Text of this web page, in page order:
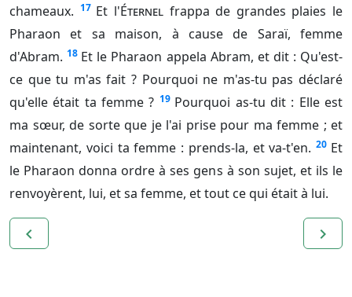
chameaux. 17 Et l'Éternelfrappa de grandes plaies le
Pharaon et sa maison, à cause de Saraï, femme
d'Abram. 18 Et le Pharaon appela Abram, et dit : Qu'est-
ce que tu m'as fait ? Pourquoi ne m'as-tu pas déclaré
qu'elle était ta femme ? 19 Pourquoi as-tu dit : Elle est
ma sœur, de sorte que je l'ai prise pour ma femme ; et
maintenant, voici ta femme : prends-la, et va-t'en. 20 Et
le Pharaon donna ordre à ses gens à son sujet, et ils le
renvoyèrent, lui, et sa femme, et tout ce qui était à lui.
navigate_before navigate_next